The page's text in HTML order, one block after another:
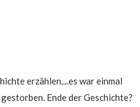
erzählen....es war einmal
Ende der Geschichte?